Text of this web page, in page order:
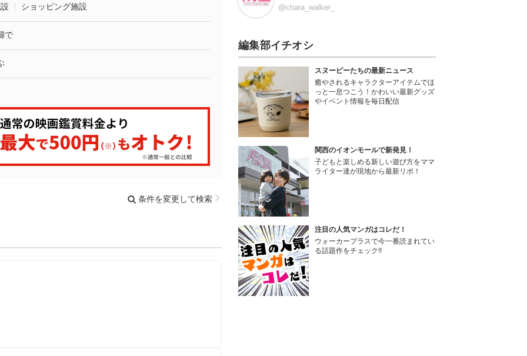
ショッピング施設
で
条件を変更して検索
@chara_walker_
編集部イチオシ
スヌーピーたちの最新ニュース
癒やされるキャラクターアイテムでほ
っと一息つこう！かわいい最新グッズ
やイベント情報を毎日配信
関西のイオンモールで新発見！
子どもと楽しめる新しい遊び方をママ
ライター達が現地から最新リポ！
注目の人気マンガはコレだ！
ウォーカープラスで今一番読まれてい
る話題作をチェック!!